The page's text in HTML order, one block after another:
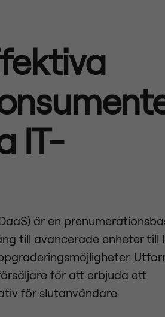
IT-
är en
till avancerade enheter till
för att erbjuda ett
för slutanvändare.